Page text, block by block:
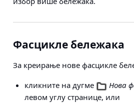
Фасцикле бележака
За креирање нове фасцикле
кликните на дугме
Нова
левом углу странице, или